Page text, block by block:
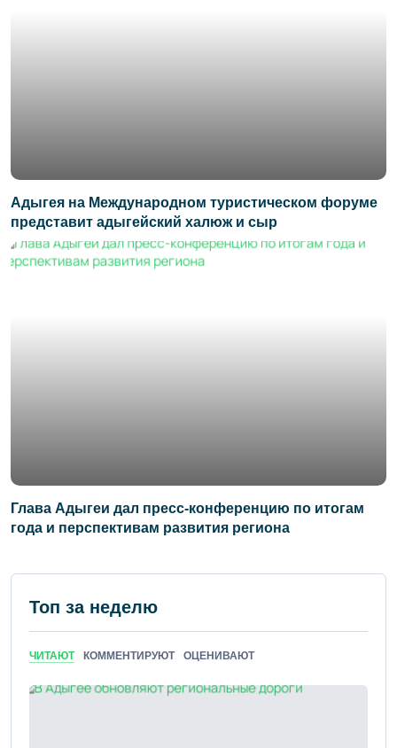
Адыгея на Международном туристическом форуме
представит адыгейский халюж и сыр
Глава Адыгеи дал пресс-конференцию по итогам
года и перспективам развития региона
Топ за неделю
ЧИТАЮТ КОММЕНТИРУЮТ ОЦЕНИВАЮТ